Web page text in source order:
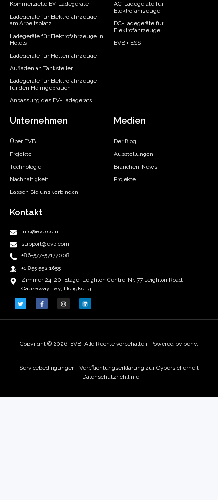
Kommerzielle EV-Ladegeräte
Ladegeräte für Elektrofahrzeuge
am Arbeitsplatz
Ladegeräte für Elektrofahrzeuge in
Hotels
Ladegeräte für Flottenfahrzeuge
Aufladen an Tankstellen
Ladegeräte für Elektrofahrzeuge
für den Heimgebrauch
Anpassung des EV-Ladegeräts
AC-Ladegeräte für
Elektrofahrzeuge
DC-Ladegeräte für
Elektrofahrzeuge
EVB + ESS
Unternehmen
Über EVB
Projekte
Technologie
Nachhaltigkeit
Lassen Sie uns verbinden
Medien
Der Blog
Ausstellungen
Branchen-News
Projekte
Kontakt
info@evb.com
support@evb.com
+86-577-57177008
+1 855 552 1655
Zimmer 24, 20. Etage, Leighton Centre, Nr. 77 Leighton Road,
Causeway Bay, Hongkong
Copyright © 2026, EVB. Alle Rechte vorbehalten. Powered by beny.
Servicebedingungen
Verpflichtungserklärung zur Cybersicherheit
Datenschutzrichtlinie